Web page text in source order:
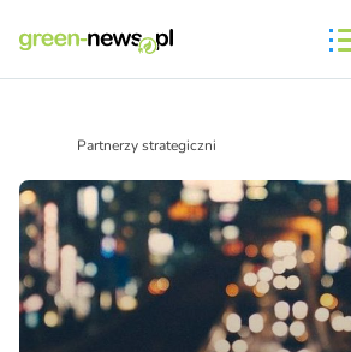
Partnerzy strategiczni